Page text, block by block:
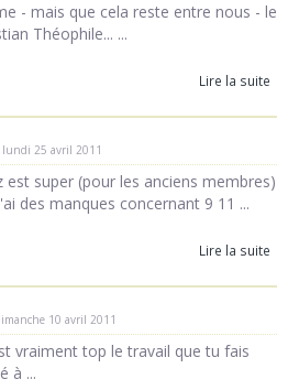
- mais que cela reste entre nous - le
Théophile... ...
Lire la suite
lundi 25 avril 2011
est super (pour les anciens membres)
des manques concernant 9 11 ...
Lire la suite
10 avril 2011
vraiment top le travail que tu fais
à ...